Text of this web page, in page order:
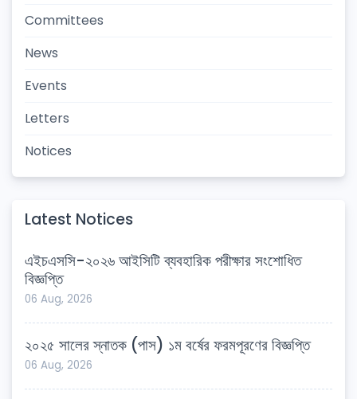
Committees
News
Events
Letters
Notices
Latest Notices
এইচএসসি-২০২৬ আইসিটি ব্যবহারিক পরীক্ষার সংশোধিত
বিজ্ঞপ্তি
06 Aug, 2026
২০২৫ সালের স্নাতক (পাস) ১ম বর্ষের ফরমপূরণের বিজ্ঞপ্তি
06 Aug, 2026